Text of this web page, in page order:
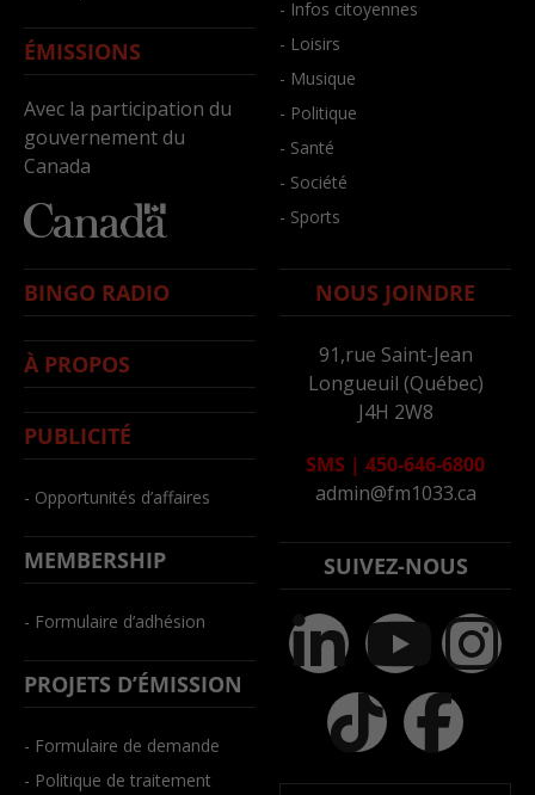
ÉMISSIONS
Avec la participation du
gouvernement du
Canada
- Infos citoyennes
- Loisirs
- Musique
- Politique
- Santé
- Société
- Sports
BINGO RADIO
À PROPOS
PUBLICITÉ
- Opportunités d’affaires
MEMBERSHIP
- Formulaire d’adhésion
PROJETS D’ÉMISSION
- Formulaire de demande
- Politique de traitement
NOUS JOINDRE
91,rue Saint-Jean
Longueuil (Québec)
J4H 2W8
SMS | 450-646-6800
admin@fm1033.ca
SUIVEZ-NOUS